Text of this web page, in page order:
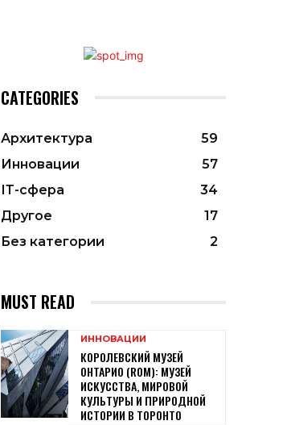
CATEGORIES
Архитектура
59
Инновации
57
ІТ-сфера
34
Другое
17
Без категории
2
MUST READ
ИННОВАЦИИ
КОРОЛЕВСКИЙ МУЗЕЙ
ОНТАРИО (ROM): МУЗЕЙ
ИСКУССТВА, МИРОВОЙ
КУЛЬТУРЫ И ПРИРОДНОЙ
ИСТОРИИ В ТОРОНТО